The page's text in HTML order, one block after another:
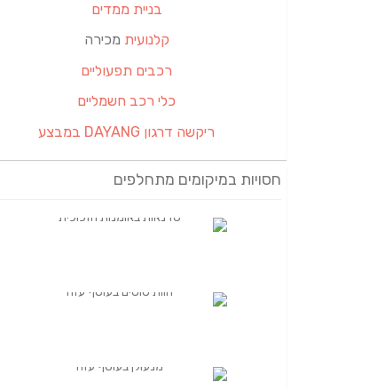
בניית ממדים
קלנועית מכירה
רכבים תפעוליים
כלי רכב חשמליים
ריקשה דרגון DAYANG במבצע
חסויות במיקומים מתחלפים